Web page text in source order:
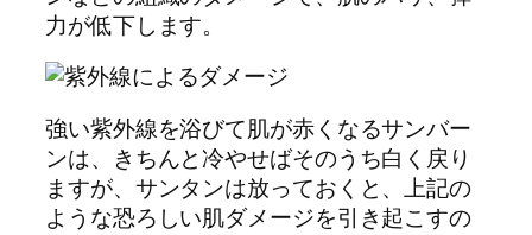
力が低下します。
強い紫外線を浴びて肌が赤くなるサンバー
ンは、きちんと冷やせばそのうち白く戻り
ますが、サンタンは放っておくと、上記の
ような恐ろしい肌ダメージを引き起こすの